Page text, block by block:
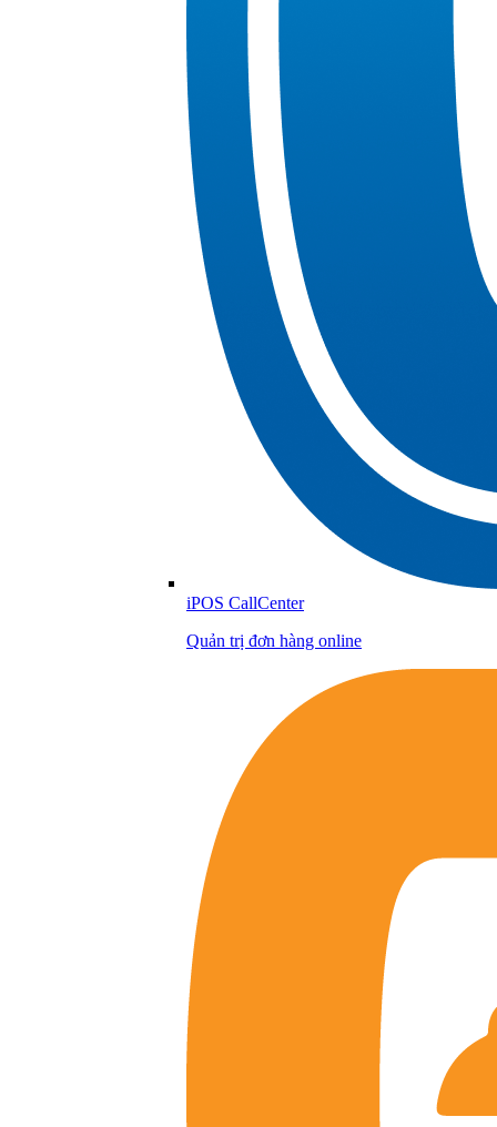
iPOS CallCenter
Quản trị đơn hàng online